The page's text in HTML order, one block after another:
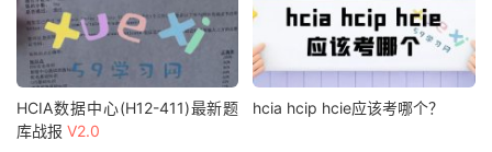
HCIA数据中心(H12-411)最新题
库战报 V2.0
hcia hcip hcie应该考哪个？